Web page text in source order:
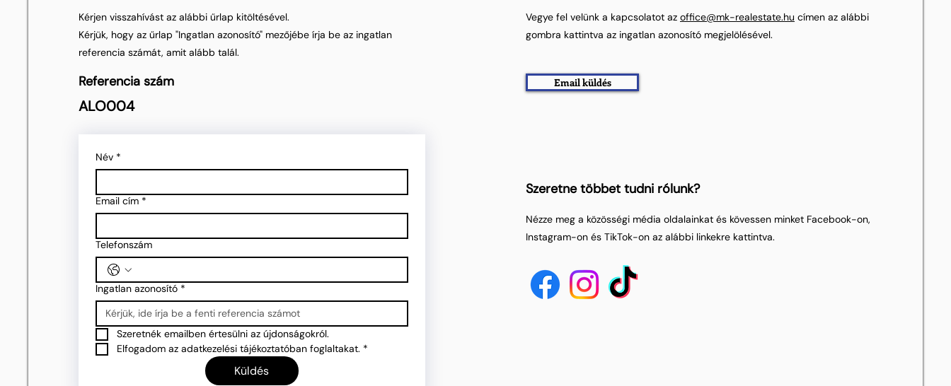
Kérjen visszahívást az alábbi űrlap kitöltésével.
Kérjük, hogy az űrlap "Ingatlan azonosító" mezőjébe írja be az ingatlan
referencia számát, amit alább talál.
Referencia szám
ALO004
Név *
Email cím *
Telefonszám
Ingatlan azonosító *
Szeretnék emailben értesülni az újdonságokról.
Elfogadom az adatkezelési tájékoztatóban foglaltakat. *
Küldés
Vegye fel velünk a kapcsolatot az office@mk-realestate.hu címen az alábbi
gombra kattintva az ingatlan azonosító megjelölésével.
Email küldés
Szeretne többet tudni rólunk?
Nézze meg a közösségi média oldalainkat és kövessen minket Facebook-on,
Instagram-on és TikTok-on az alábbi linkekre kattintva.